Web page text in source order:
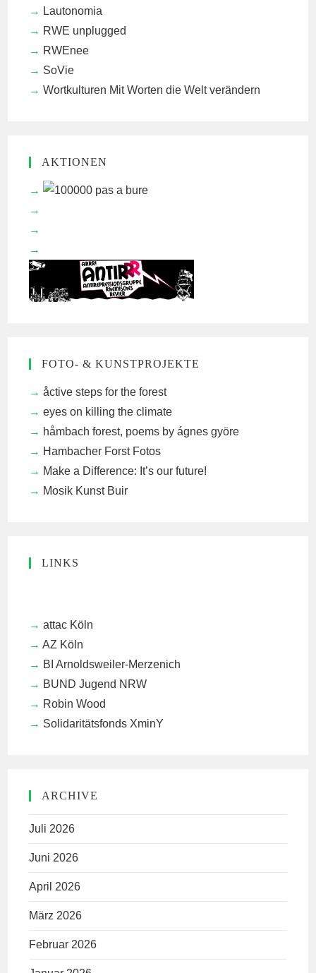
Lautonomia
RWE unplugged
RWEnee
SoVie
Wortkulturen Mit Worten die Welt verändern
AKTIONEN
FOTO- & KUNSTPROJEKTE
åctive steps for the forest
eyes on killing the climate
håmbach forest, poems by ágnes györe
Hambacher Forst Fotos
Make a Difference: It’s our future!
Mosik Kunst Buir
LINKS
attac Köln
AZ Köln
BI Arnoldsweiler-Merzenich
BUND Jugend NRW
Robin Wood
Solidaritätsfonds XminY
ARCHIVE
Juli 2026
Juni 2026
April 2026
März 2026
Februar 2026